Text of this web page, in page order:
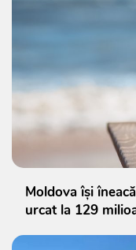
Moldova își
urcat la 129